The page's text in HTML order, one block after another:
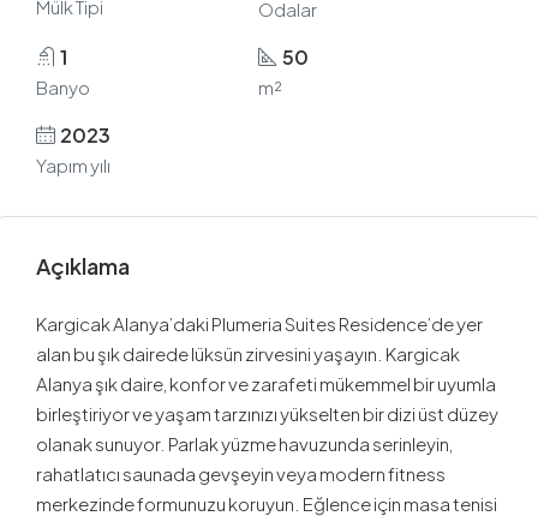
Mülk Tipi Odalar
1
Banyo
50
m²
2023
Yapım yılı
Açıklama
Kargicak Alanya’daki Plumeria Suites Residence’de yer
alan bu şık dairede lüksün zirvesini yaşayın. Kargicak
Alanya şık daire, konfor ve zarafeti mükemmel bir uyumla
birleştiriyor ve yaşam tarzınızı yükselten bir dizi üst düzey
olanak sunuyor. Parlak yüzme havuzunda serinleyin,
rahatlatıcı saunada gevşeyin veya modern fitness
merkezinde formunuzu koruyun. Eğlence için masa tenisi